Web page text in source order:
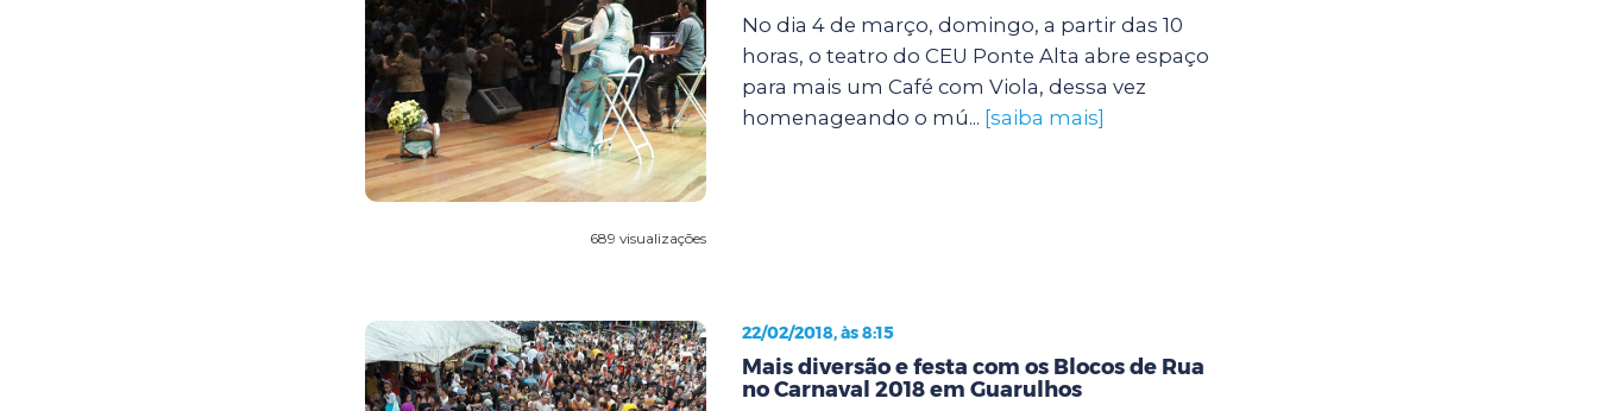
689 visualizações
No dia 4 de março, domingo, a partir das 10
horas, o teatro do CEU Ponte Alta abre espaço
para mais um Café com Viola, dessa vez
homenageando o mú... [saiba mais]
22/02/2018, às 8:15
Mais diversão e festa com os Blocos de Rua
no Carnaval 2018 em Guarulhos